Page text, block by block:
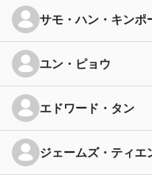
サモ・ハン・キンポ
ユン・ピョウ
エドワード・タン
ジェームズ・ティエ